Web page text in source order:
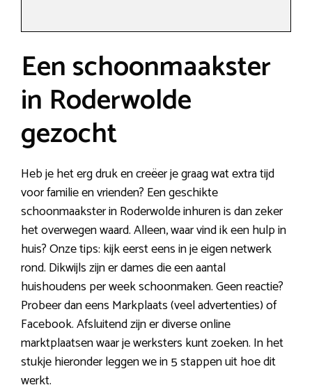
Een schoonmaakster
in Roderwolde
gezocht
Heb je het erg druk en creëer je graag wat extra tijd
voor familie en vrienden? Een geschikte
schoonmaakster in Roderwolde inhuren is dan zeker
het overwegen waard. Alleen, waar vind ik een hulp in
huis? Onze tips: kijk eerst eens in je eigen netwerk
rond. Dikwijls zijn er dames die een aantal
huishoudens per week schoonmaken. Geen reactie?
Probeer dan eens Markplaats (veel advertenties) of
Facebook. Afsluitend zijn er diverse online
marktplaatsen waar je werksters kunt zoeken. In het
stukje hieronder leggen we in 5 stappen uit hoe dit
werkt.